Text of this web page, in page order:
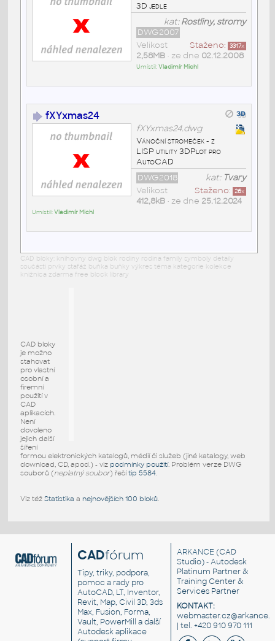
3D jedle
kat:Rostliny, stromy
DWG2007
Staženo: 3317x
Velikost
2,58MB• ze dne 02.12.2008
Umístil:Vladimír Michl
fXYxmas24
fXYxmas24.dwg
Vánoční stromeček - z
LISP utility 3DPlot pro
AutoCAD
kat: Tvary
DWG2018
Staženo: 26x
Velikost
412,8kB• ze dne 25.12.2024
Umístil:Vladimír Michl
CAD bloky: knihovny dwg blok rodiny rodina family symboly detaily
součásti prvky stafáž buňka buňky výkres téma kategorie kolekce
knižnica zdarma free block library
CAD bloky
je možno
stahovat
pro vlastní
osobní a
firemní
použití v
CAD
aplikacích.
Není
dovoleno
jejich další
šíření
formou elektronických katalogů, médií či služeb (jiné katalogy, web
download, CD, apod.) - viz podmínky použití. Problém verze DWG
souborů (neplatný soubor) řešítip 5584.
Viz též Statistika a nejnovějších 100 bloků.
CADfórum
Tipy, triky, podpora,
pomoc a rady pro
AutoCAD, LT, Inventor,
Revit, Map, Civil 3D, 3ds
Max, Fusion, Forma,
Vault, PowerMill a další
Autodesk aplikace
ARKANCE (CAD
Studio) - Autodesk
Platinum Partner &
Training Center &
Services Partner
KONTAKT:
| tel. +420 910 970 111